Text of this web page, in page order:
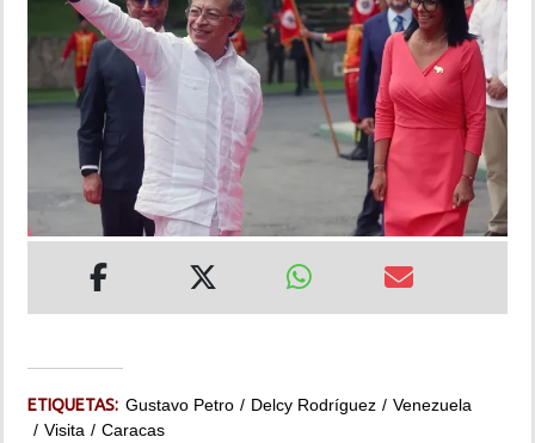
INSÓLITAS
MULTIMEDIA
IMPRESO
ETIQUETAS: Gustavo Petro Delcy Rodríguez
Venezuela
Visita
Caracas